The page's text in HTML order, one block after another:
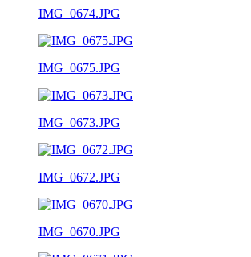
IMG_0674.JPG
IMG_0675.JPG
IMG_0673.JPG
IMG_0672.JPG
IMG_0670.JPG